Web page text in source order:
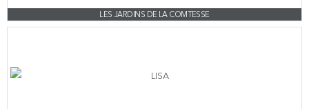
LES JARDINS DE LA COMTESSE